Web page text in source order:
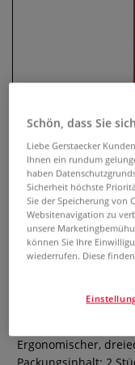
FABER-
bicolor
Der FABER-
Ergonomischer,
Schön, dass Sie
Liebe Gerstaecker
Ihnen ein rundum
haben
Sicherheit höchste
Sie der Speicherung von
Websitenavigation zu
unsere
können Sie Ihre
wiederrufen. Diese